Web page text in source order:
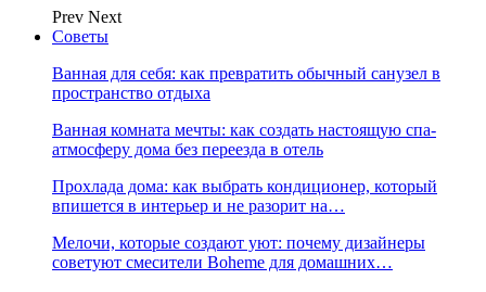
Prev Next
Советы
Ванная для себя: как превратить обычный санузел в
пространство отдыха
Ванная комната мечты: как создать настоящую спа-
атмосферу дома без переезда в отель
Прохлада дома: как выбрать кондиционер, который
впишется в интерьер и не разорит на…
Мелочи, которые создают уют: почему дизайнеры
советуют смесители Boheme для домашних…